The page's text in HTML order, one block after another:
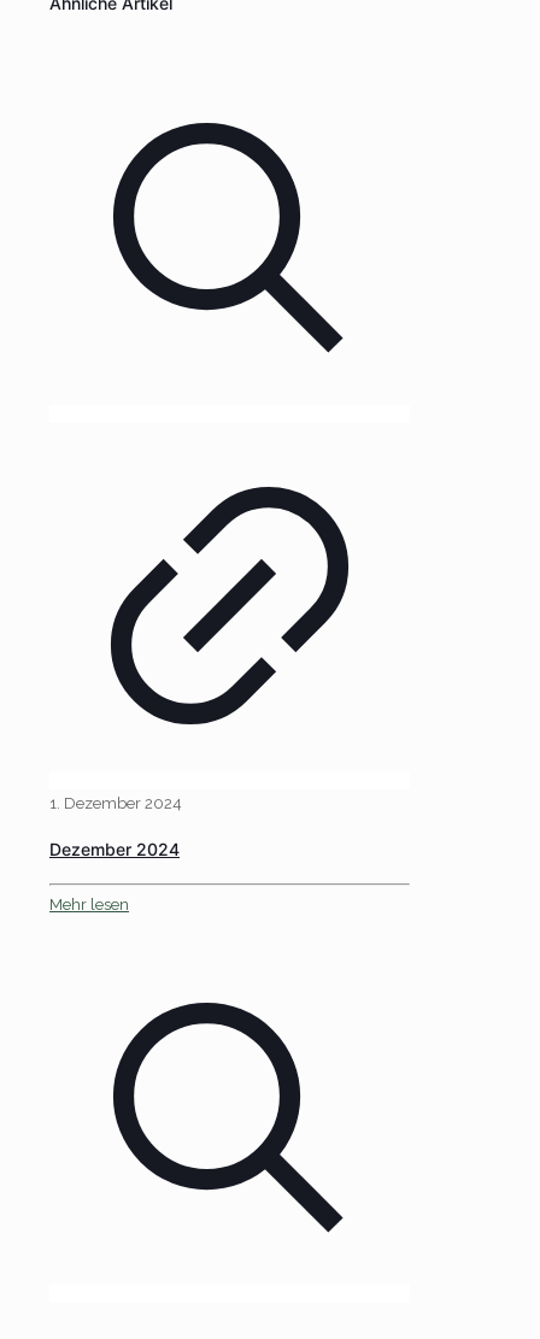
1. Dezember 2024
Dezember 2024
Mehr lesen